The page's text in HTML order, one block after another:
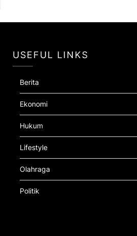
USEFUL LINKS
Berita
Ekonomi
Hukum
Lifestyle
Olahraga
Politik